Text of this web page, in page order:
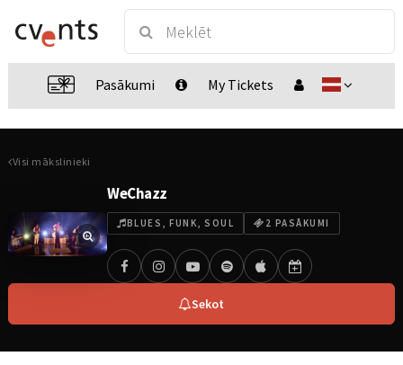
Pasākumi My Tickets
Visi mākslinieki
WeChazz
BLUES, FUNK, SOUL 2 PASĀKUMI
Sekot